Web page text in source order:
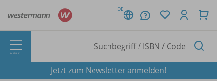
DE
MENÜ
Jetzt zum Newsletter anmelden!